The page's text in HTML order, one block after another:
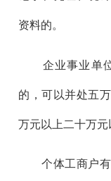
资料的。
企业事业单位
的，可以并处五
万元以上二十万元
个体工商户有